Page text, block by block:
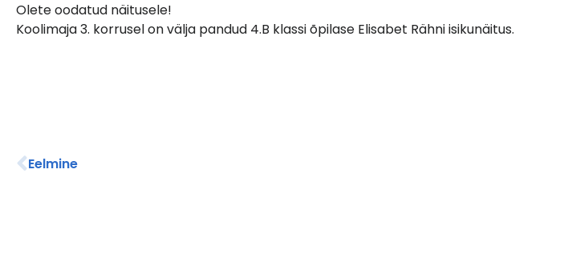
Olete oodatud näitusele!
Koolimaja 3. korrusel on välja pandud 4.B klassi õpilase Elisabet Rähni isikunäitus.
Eelmine